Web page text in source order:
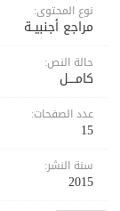
نوع المحتوى:
مراجع أجنبيــة
حالة النص:
كامــــل
عدد الصفحات:
15
سنة النشر:
2015